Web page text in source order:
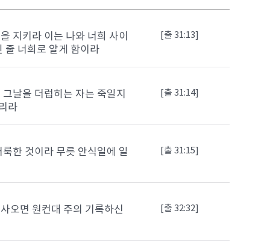
지키라 이는 나와 너희 사이
줄 너희로 알게 함이라
[출 31:13]
날을 더럽히는 자는 죽일지
라
[출 31:14]
한 것이라 무릇 안식일에 일
[출 31:15]
오면 원컨대 주의 기록하신
[출 32:32]